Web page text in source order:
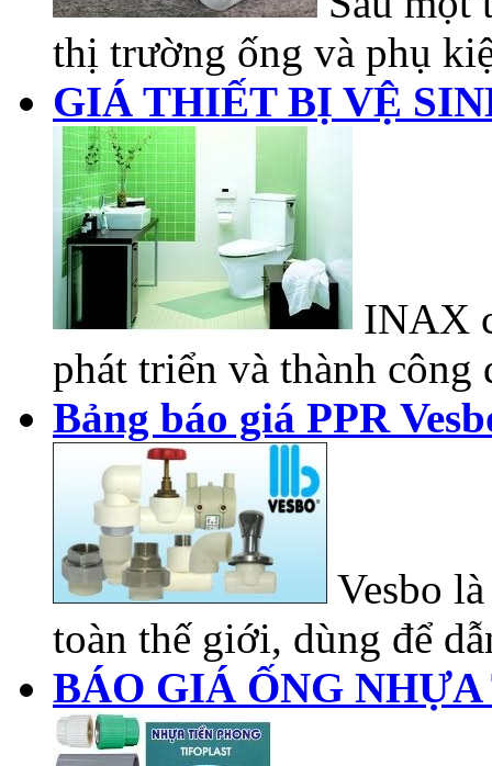
thị trường ống và phụ
GIÁ THIẾT BỊ VỆ
INAX
phát triển và thành công
Bảng báo giá PPR
Vesbo
toàn thế giới, dùng để
BÁO GIÁ ỐNG